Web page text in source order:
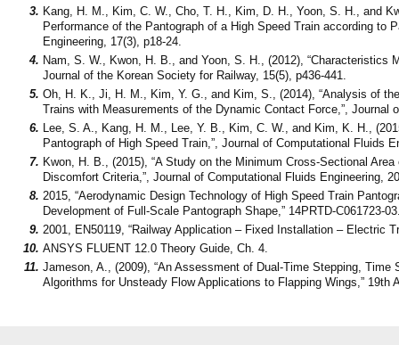
3. Kang, H. M., Kim, C. W., Cho, T. H., Kim, D. H., Yoon, S. H., and
Performance of the Pantograph of a High Speed Train according to
Engineering, 17(3), p18-24.
4. Nam, S. W., Kwon, H. B., and Yoon, S. H., (2012), “Characteristics
Journal of the Korean Society for Railway, 15(5), p436-441.
5. Oh, H. K., Ji, H. M., Kim, Y. G., and Kim, S., (2014), “Analysis of
Trains with Measurements of the Dynamic Contact Force,”, Journal
6. Lee, S. A., Kang, H. M., Lee, Y. B., Kim, C. W., and Kim, K. H.,
Pantograph of High Speed Train,”, Journal of Computational Fluids
7. Kwon, H. B., (2015), “A Study on the Minimum Cross-Sectional
Discomfort Criteria,”, Journal of Computational Fluids Engineering,
8. 2015, “Aerodynamic Design Technology of High Speed Train
Development of Full-Scale Pantograph Shape,” 14PRTD-C061723-
9. 2001, EN50119, “Railway Application – Fixed Installation – Electric
10. ANSYS FLUENT 12.0 Theory Guide, Ch. 4.
11. Jameson, A., (2009), “An Assessment of Dual-Time Stepping,
Algorithms for Unsteady Flow Applications to Flapping Wings,”